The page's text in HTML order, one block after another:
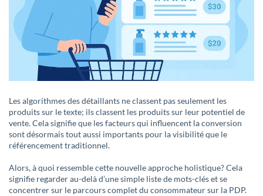
Les algorithmes des détaillants ne classent pas seulement les
produits sur le texte; ils classent les produits sur leur potentiel de
vente. Cela signifie que les facteurs qui influencent la conversion
sont désormais tout aussi importants pour la visibilité que le
référencement traditionnel.
Alors, à quoi ressemble cette nouvelle approche holistique? Cela
signifie regarder au-delà d’une simple liste de mots-clés et se
concentrer sur le parcours complet du consommateur sur la PDP.